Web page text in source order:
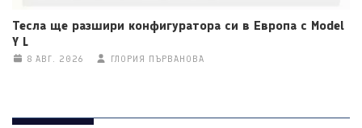
Тесла ще разшири конфигуратора си в Европа с Model
Y L
8 АВГ. 2026 ГЛОРИЯ ПЪРВАНОВА